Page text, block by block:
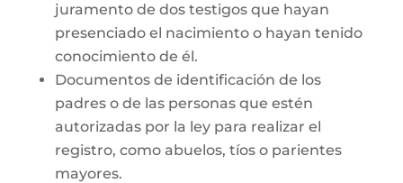
juramento de dos testigos que hayan
presenciado el nacimiento o hayan tenido
conocimiento de él.
Documentos de identificación de los
padres o de las personas que estén
autorizadas por la ley para realizar el
registro, como abuelos, tíos o parientes
mayores.